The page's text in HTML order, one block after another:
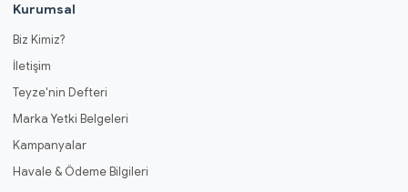
Kurumsal
Biz Kimiz?
İletişim
Teyze'nin Defteri
Marka Yetki Belgeleri
Kampanyalar
Havale & Ödeme Bilgileri